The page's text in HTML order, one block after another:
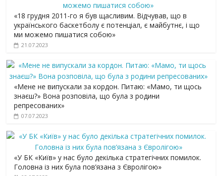
«18 грудня 2011-го я був щасливим. Відчував, що в
українського баскетболу є потенціал, є майбутнє, і що
ми можемо пишатися собою»
21.07.2023
«Мене не випускали за кордон. Питаю: «Мамо, ти щось
знаєш?» Вона розповіла, що була з родини
репресованих»
07.07.2023
«У БК «Київ» у нас було декілька стратегічних помилок.
Головна із них була пов’язана з Євролігою»